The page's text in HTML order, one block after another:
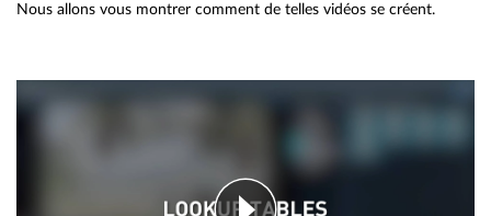
Nous allons vous montrer comment de telles vidéos se créent.